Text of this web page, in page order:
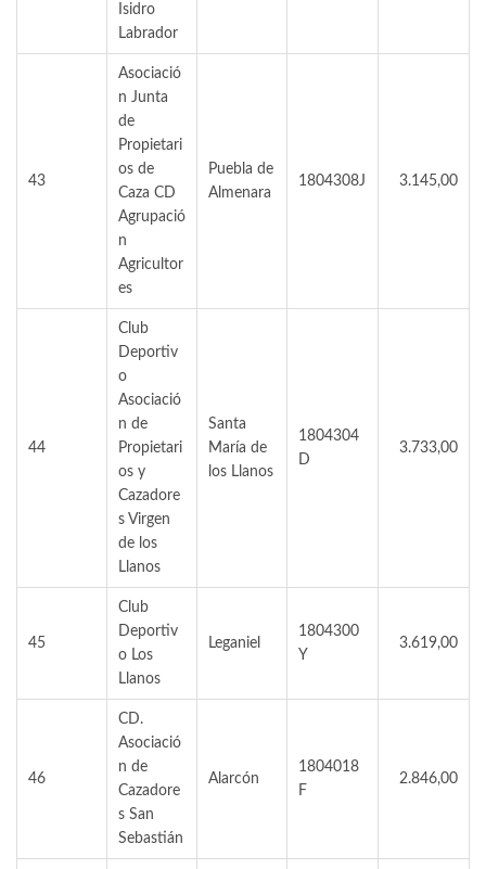
Isidro
Labrador
43
Asociació
n Junta
de
Propietari
os de
Caza CD
Agrupació
n
Agricultor
es
Puebla de
Almenara
1804308J 3.145,00
44
Club
Deportiv
o
Asociació
n de
Propietari
os y
Cazadore
s Virgen
de los
Llanos
Santa
María de
los Llanos
1804304
D
3.733,00
45
Club
Deportiv
o Los
Llanos
Leganiel
1804300
Y
3.619,00
46
CD.
Asociació
n de
Cazadore
s San
Sebastián
Alarcón
1804018
F
2.846,00